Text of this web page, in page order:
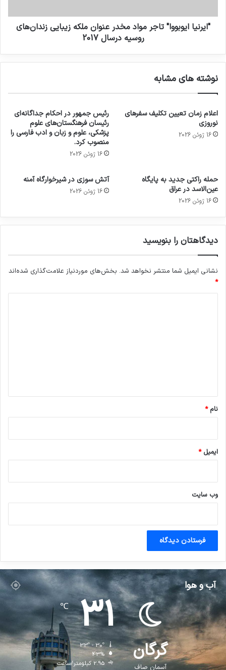
"ایرنیا ایوبووا" تاجر مواد مخدر عنوان ملکه زیبایی زندان‌های
روسیه درسال 2017
نوشته های مشابه
اعلام زمان تعیین تکلیف سفرهای
نوروزی
16 ژوئن 2026
رئیس جمهور در احکام جداگانه‌ای
رئیسان فرهنگستان‌های علوم
پزشکی، علوم و زبان و ادب فارسی را
منصوب کرد.
16 ژوئن 2026
حمله راکتی جدید به پایگاه
عین‌الاسد در عراق
16 ژوئن 2026
آتش سوزی در شیرخوارگاه آمنه
16 ژوئن 2026
دیدگاهتان را بنویسید
نشانی ایمیل شما منتشر نخواهد شد. بخش‌های موردنیاز علامت‌گذاری شده‌اند
*
نام*
ایمیل*
وب‌ سایت
آب و هوا
گرگان
آسمان صاف
31
℃
33º - 30º
43%
2.95 کیلومتر/ساعت